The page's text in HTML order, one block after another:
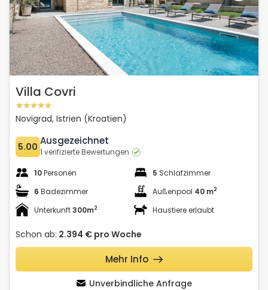
Villa Covri
Novigrad, Istrien (Kroatien)
5.00 Ausgezeichnet
1 verifizierte Bewertungen
10Personen 5 Schlafzimmer
6 Badezimmer Außenpool 40 m2
Unterkunft300m2 Haustiere erlaubt
Schon ab: 2.394 € pro Woche
Unverbindliche Anfrage
Mehr Info